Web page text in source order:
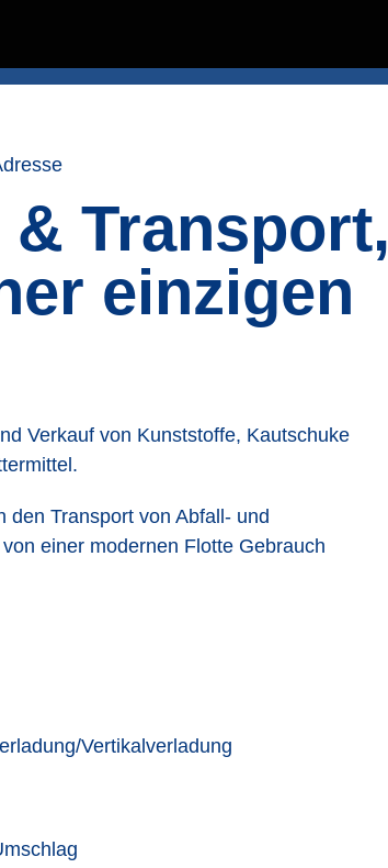
Transport,
einzigen
Verkauf von Kunststoffe, Kautschuke
den Transport von Abfall- und
einer modernen Flotte Gebrauch
Vertikalverladung